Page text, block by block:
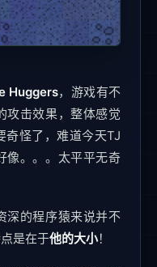
Huggers，游戏有不
攻击效果，整体感觉
奇怪了，难道今天TJ
像。。。太平平无奇
深的程序猿来说并不
是在于他的大小！